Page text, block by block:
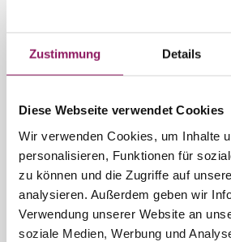
Zustimmung Details
Diese Webseite verwendet Cookies
Wir verwenden Cookies, um Inhalte
personalisieren, Funktionen für
zu können und die Zugriffe auf
analysieren. Außerdem geben wir
Verwendung unserer Website an
soziale Medien, Werbung und
Telefonnummer*
Intl. Vorwahl *
Vorwahl*